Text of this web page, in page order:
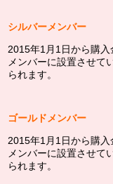
シルバーメンバー
2015年1月1日から購
メンバーに設置させて
られます。
ゴールドメンバー
2015年1月1日から購
メンバーに設置させて
られます。